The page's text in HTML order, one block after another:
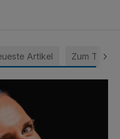
Artikel Zum Thema